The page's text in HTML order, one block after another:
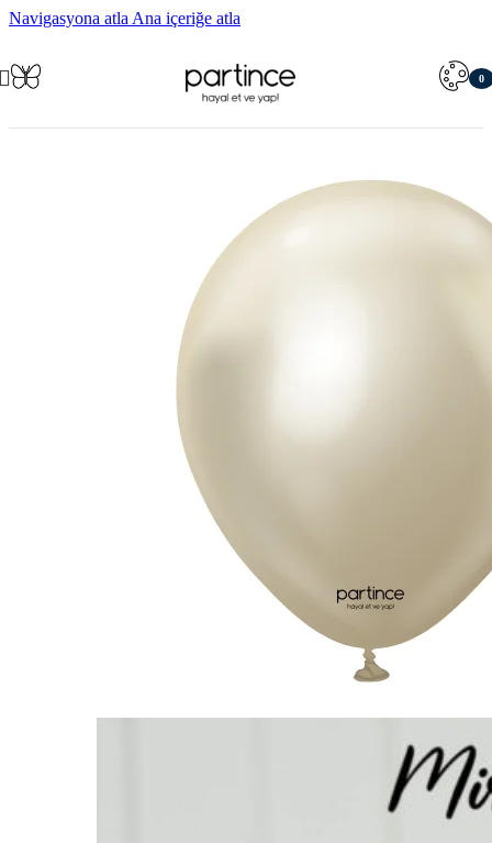
Navigasyona atla Ana içeriğe atla
0